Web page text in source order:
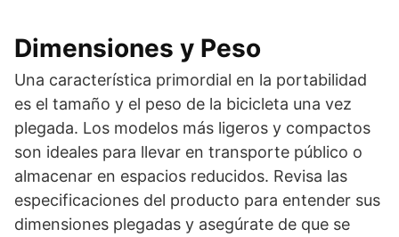
Dimensiones y Peso
Una característica primordial en la portabilidad
es el tamaño y el peso de la bicicleta una vez
plegada. Los modelos más ligeros y compactos
son ideales para llevar en transporte público o
almacenar en espacios reducidos. Revisa las
especificaciones del producto para entender sus
dimensiones plegadas y asegúrate de que se